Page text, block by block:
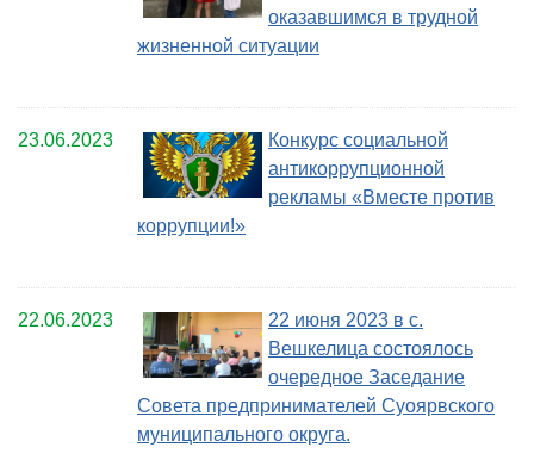
оказавшимся в трудной
жизненной ситуации
23.06.2023
Конкурс социальной
антикоррупционной
рекламы «Вместе против
коррупции!»
22.06.2023
22 июня 2023 в с.
Вешкелица состоялось
очередное Заседание
Совета предпринимателей Суоярвского
муниципального округа.